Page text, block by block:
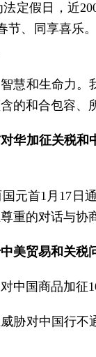
定假日，近
节、同享喜乐
慧和生命力
的和合包容
华加征关税
元首1月17日
重的对话与协
美贸易和关
中国商品加
胁对中国行